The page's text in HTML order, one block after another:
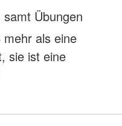
Übungen
als eine
sie ist eine